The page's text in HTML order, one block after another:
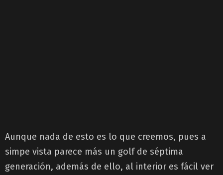
Aunque nada de esto es lo que creemos, pues a
simpe vista parece más un golf de séptima
generación, además de ello, al interior es fácil ver